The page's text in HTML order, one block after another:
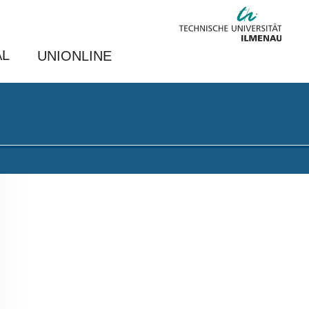
UNIONLINE